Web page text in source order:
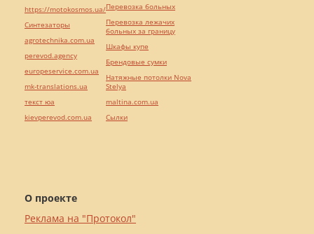
О проекте
Реклама на "Протокол"
https://motokosmos.ua/
Синтезаторы
agrotechnika.com.ua
perevod.agency
europeservice.com.ua
mk-translations.ua
текст юа
kievperevod.com.ua
Перевозка больных
Перевозка лежачих
больных за границу
Шкафы купе
Брендовые сумки
Натяжные потолки Nova
Stelya
maltina.com.ua
Cылки